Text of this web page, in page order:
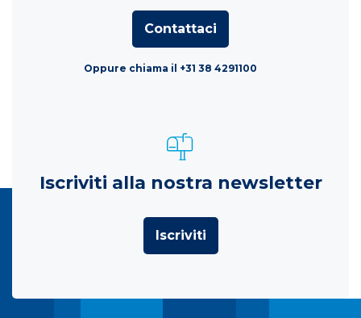
Contattaci
Oppure chiama il +31 38 4291100
Iscriviti alla nostra newsletter
Iscriviti